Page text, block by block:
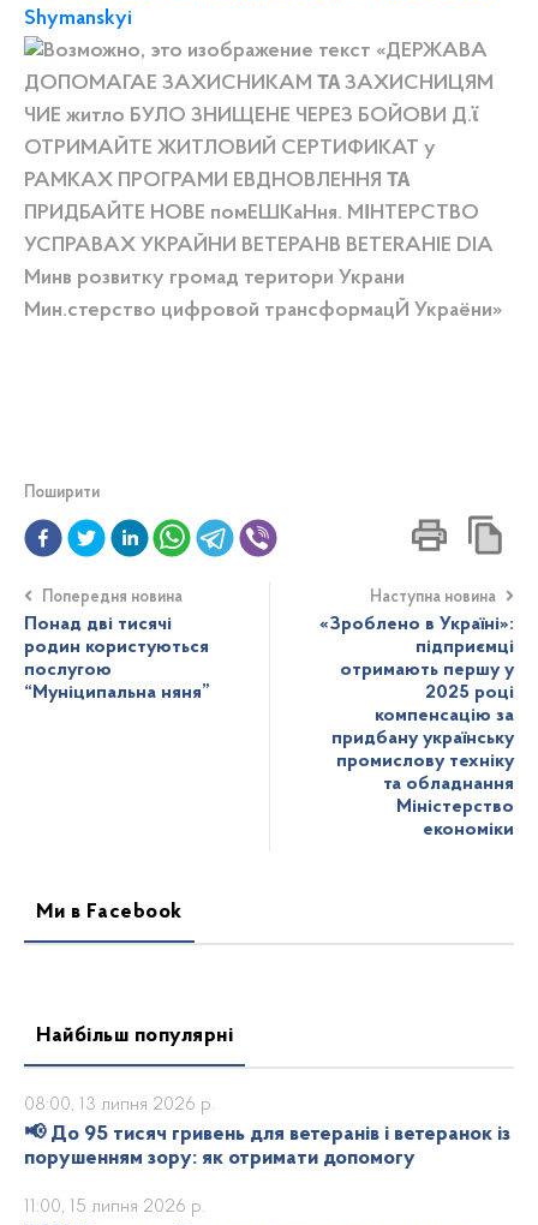
Shymanskyi
Поширити
Попередня новина
Понад дві тисячі
родин користуються
послугою
“Муніципальна няня”
Наступна новина
«Зроблено в Україні»:
підприємці
отримають першу у
2025 році
компенсацію за
придбану українську
промислову техніку
та обладнання
Міністерство
економіки
Ми в Facebook
Найбільш популярні
📢 До 95 тисяч гривень для ветеранів і ветеранок із
порушенням зору: як отримати допомогу
08:00, 13 липня 2026 р.
11:00, 15 липня 2026 р.